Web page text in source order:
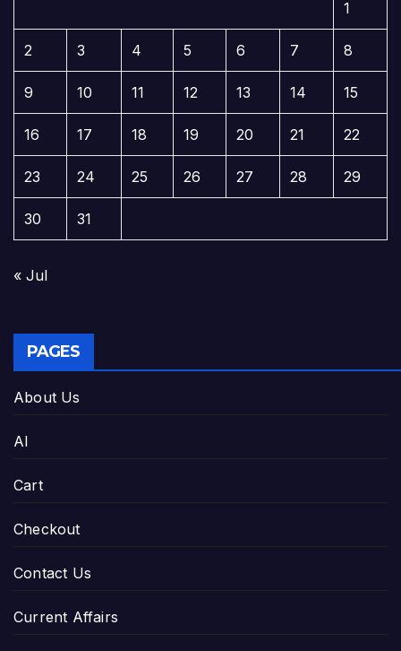
1
2 3 4 5 6 7 8
9 10 11 12 13 14 15
16 17 18 19 20 21 22
23 24 25 26 27 28 29
30 31
« Jul
PAGES
About Us
AI
Cart
Checkout
Contact Us
Current Affairs